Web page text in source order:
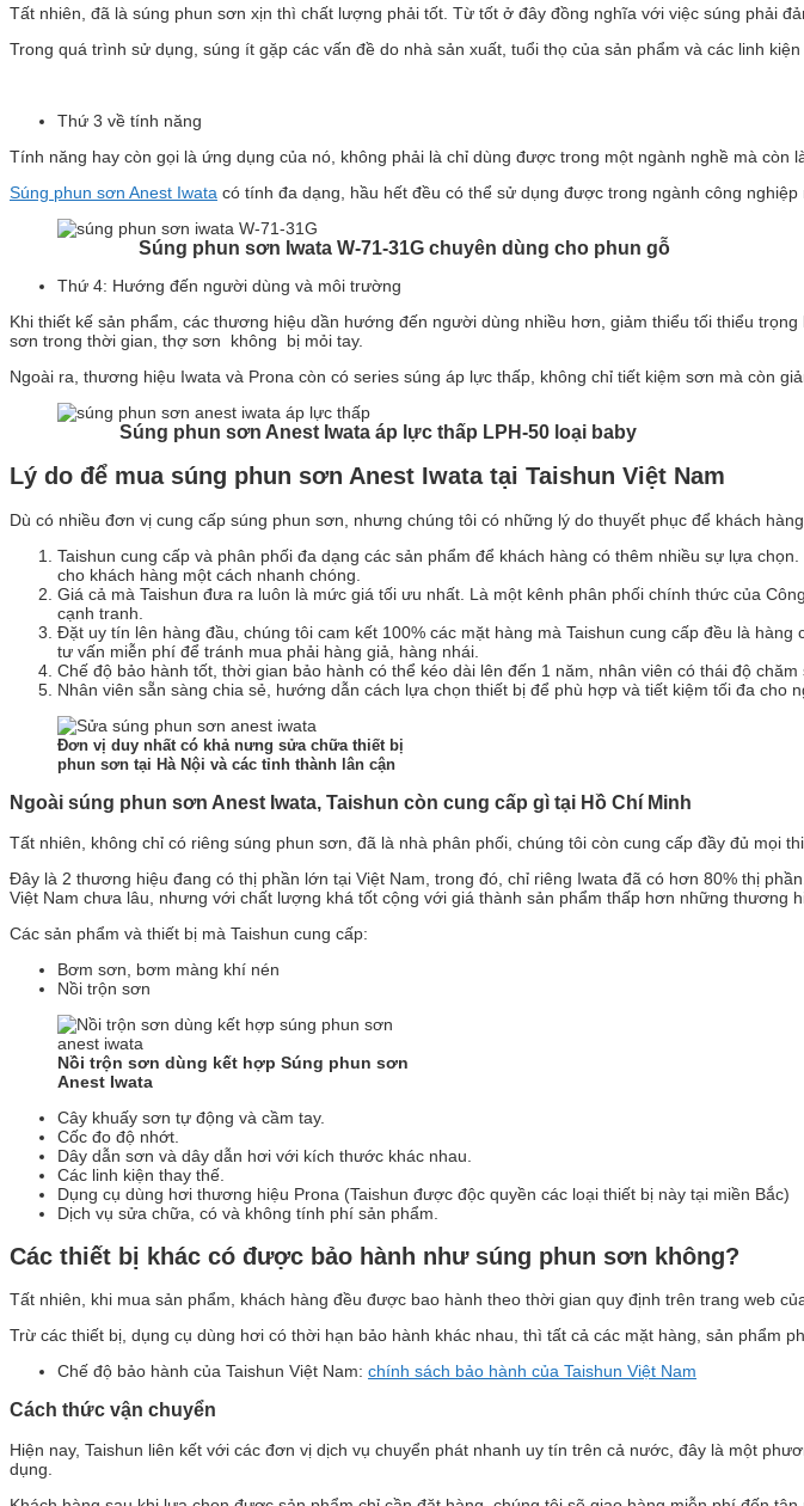
Tất nhiên, đã là súng phun sơn xịn thì chất lượng phải tốt. Từ tốt ở đây đồng nghĩa với việc súng phải
Trong quá trình sử dụng, súng ít gặp các vấn đề do nhà sản xuất, tuổi thọ của sản phẩm và các linh kiện
Thứ 3 về tính năng
Tính năng hay còn gọi là ứng dụng của nó, không phải là chỉ dùng được trong một ngành nghề mà còn
Súng phun sơn Anest Iwata có tính đa dạng, hầu hết đều có thể sử dụng được trong ngành công
Súng phun sơn Iwata W-71-31G chuyên dùng cho phun gỗ
Thứ 4: Hướng đến người dùng và môi trường
Khi thiết kế sản phẩm, các thương hiệu dần hướng đến người dùng nhiều hơn, giảm thiểu tối thiểu
sơn trong thời gian, thợ sơn không bị mỏi tay.
Ngoài ra, thương hiệu Iwata và Prona còn có series súng áp lực thấp, không chỉ tiết kiệm sơn mà còn
Súng phun sơn Anest Iwata áp lực thấp LPH-50 loại baby
Lý do để mua súng phun sơn Anest Iwata tại Taishun Việt Nam
Dù có nhiều đơn vị cung cấp súng phun sơn, nhưng chúng tôi có những lý do thuyết phục để khách
Taishun cung cấp và phân phối đa dạng các sản phẩm để khách hàng có thêm nhiều sự lựa
cho khách hàng một cách nhanh chóng.
Giá cả mà Taishun đưa ra luôn là mức giá tối ưu nhất. Là một kênh phân phối chính thức của
cạnh tranh.
Đặt uy tín lên hàng đầu, chúng tôi cam kết 100% các mặt hàng mà Taishun cung cấp đều là
tư vấn miễn phí để tránh mua phải hàng giả, hàng nhái.
Chế độ bảo hành tốt, thời gian bảo hành có thể kéo dài lên đến 1 năm, nhân viên có thái độ
Nhân viên sẵn sàng chia sẻ, hướng dẫn cách lựa chọn thiết bị để phù hợp và tiết kiệm tối đa cho
Đơn vị duy nhất có khả nưng sửa chữa thiết bị
phun sơn tại Hà Nội và các tỉnh thành lân cận
Ngoài súng phun sơn Anest Iwata, Taishun còn cung cấp gì tại Hồ Chí Minh
Tất nhiên, không chỉ có riêng súng phun sơn, đã là nhà phân phối, chúng tôi còn cung cấp đầy đủ mọi
Đây là 2 thương hiệu đang có thị phần lớn tại Việt Nam, trong đó, chỉ riêng Iwata đã có hơn 80% thị
Việt Nam chưa lâu, nhưng với chất lượng khá tốt cộng với giá thành sản phẩm thấp hơn những thương
Các sản phẩm và thiết bị mà Taishun cung cấp:
Bơm sơn, bơm màng khí nén
Nồi trộn sơn
Nồi trộn sơn dùng kết hợp Súng phun sơn
Anest Iwata
Cây khuấy sơn tự động và cầm tay.
Cốc đo độ nhớt.
Dây dẫn sơn và dây dẫn hơi với kích thước khác nhau.
Các linh kiện thay thế.
Dụng cụ dùng hơi thương hiệu Prona (Taishun được độc quyền các loại thiết bị này tại miền Bắc)
Dịch vụ sửa chữa, có và không tính phí sản phẩm.
Các thiết bị khác có được bảo hành như súng phun sơn không?
Tất nhiên, khi mua sản phẩm, khách hàng đều được bao hành theo thời gian quy định trên trang web
Trừ các thiết bị, dụng cụ dùng hơi có thời hạn bảo hành khác nhau, thì tất cả các mặt hàng, sản phẩm
Chế độ bảo hành của Taishun Việt Nam: chính sách bảo hành của Taishun Việt Nam
Cách thức vận chuyển
Hiện nay, Taishun liên kết với các đơn vị dịch vụ chuyển phát nhanh uy tín trên cả nước, đây là một
dụng.